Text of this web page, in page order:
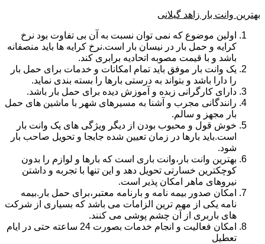
بهترین وانت بار زاهد گیلانی
اولین موضوع که نمی توان نسبت به آن بی تفاوت بود نرخ
کرایه و حمل بار در نیسان بار است.نرخ کرایه ها باید منصفانه
باشد و با قیمت مصوبه اتحادیه برابری کند.
یک وانت بار موفق باید تمام امکانات و خدمات برای حمل بار
را دارا باشد و بتواند به درستی بارها را بسته بندی نماید.
دارای کارگرانی زبده و آموزش دیده برای حمل بار باشد.
رانندگانی مجرب و آشنا به مسیرهای شهر با ماشین های حمل
بار مجهز و سالم.
خوش قول و محبوب بودن از دیگر ویژگی های یک وانت بار
است.باید بارها در زمان تعیین شده جابجا و تحویل صاحب بار
شود.
بهترین وانت بار،وانت باری است که بارها و لوازم را بدون
کوچکترین خسارتی تحویل دهد و این تنها با تجربه و داشتن
نیروهای ماهر امکان پذیر است.
امکان صدور بیمه نامه و بارنامه معتبر،برای حمل بار.بیمه
نامه یکی از مهم ترین الزامات می باشد که بسیاری از شرکت
های باربری از آن چشم پوشی می کنند.
امکان فعالیت و انجام خدمات بصورت 24 ساعته حتی در ایام
تعطیل